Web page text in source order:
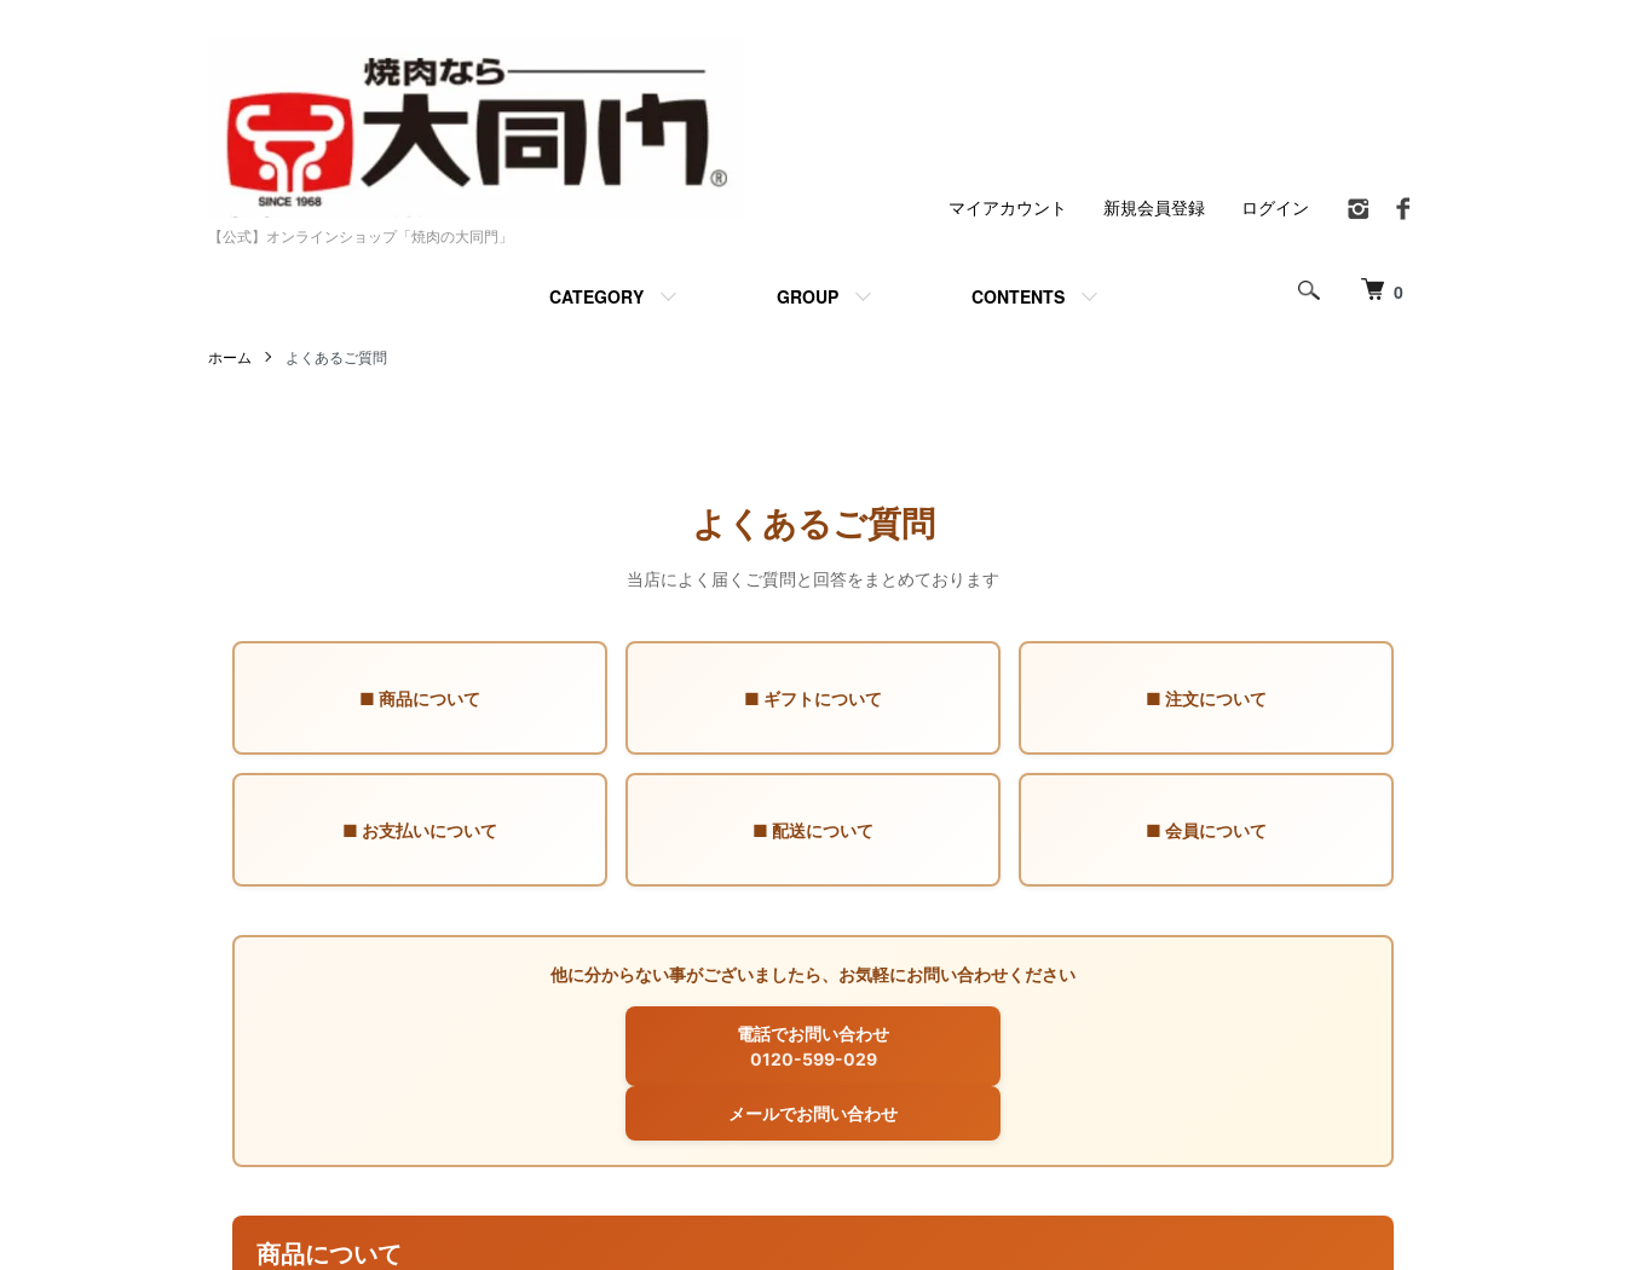
【公式】オンラインショップ「焼肉の大同門」
0
CATEGORY GROUP CONTENTS
マイアカウント 新規会員登録 ログイン
ホーム よくあるご質問
よくあるご質問
当店によく届くご質問と回答をまとめております
■ 商品について ■ ギフトについて ■ 注文について
■ お支払いについて ■ 配送について ■ 会員について
他に分からない事がございましたら、お気軽にお問い合わせください
電話でお問い合わせ
0120-599-029
メールでお問い合わせ
商品について